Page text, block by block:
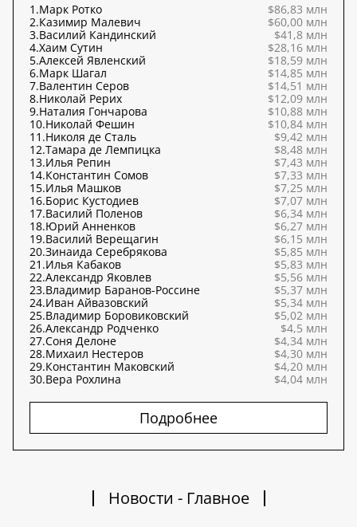
1.Марк Ротко
$86,83 млн
2.Казимир Малевич
$60,00 млн
3.Василий Кандинский
$41,8 млн
4.Хаим Сутин
$28,16 млн
5.Алексей Явленский
$18,59 млн
6.Марк Шагал
$14,85 млн
7.Валентин Серов
$14,51 млн
8.Николай Рерих
$12,09 млн
9.Наталия Гончарова
$10,88 млн
10.Николай Фешин
$10,84 млн
11.Николя де Сталь
$9,42 млн
12.Тамара де Лемпицка
$8,48 млн
13.Илья Репин
$7,43 млн
14.Константин Сомов
$7,33 млн
15.Илья Машков
$7,25 млн
16.Борис Кустодиев
$7,07 млн
17.Василий Поленов
$6,34 млн
18.Юрий Анненков
$6,27 млн
19.Василий Верещагин
$6,15 млн
20.Зинаида Серебрякова
$5,85 млн
21.Илья Кабаков
$5,83 млн
22.Александр Яковлев
$5,56 млн
23.Владимир Баранов-Россине
$5,37 млн
24.Иван Айвазовский
$5,34 млн
25.Владимир Боровиковский
$5,02 млн
26.Александр Родченко
$4,5 млн
27.Соня Делоне
$4,34 млн
28.Михаил Нестеров
$4,30 млн
29.Константин Маковский
$4,20 млн
30.Вера Рохлина $4,04 млн
Подробнее
Новости - Главное